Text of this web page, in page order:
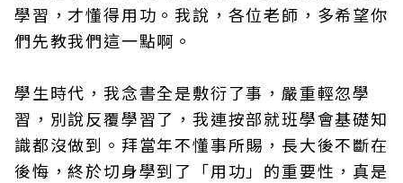
學習，才懂得用功。我說，各位老師，多希望你
們先教我們這一點啊。
學生時代，我念書全是敷衍了事，嚴重輕忽學
習，別說反覆學習了，我連按部就班學會基礎知
識都沒做到。拜當年不懂事所賜，長大後不斷在
後悔，終於切身學到了「用功」的重要性，真是